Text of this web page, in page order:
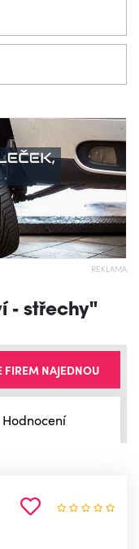
REKLAMA
- střechy"
Hodnocení
FIREM NAJEDNOU